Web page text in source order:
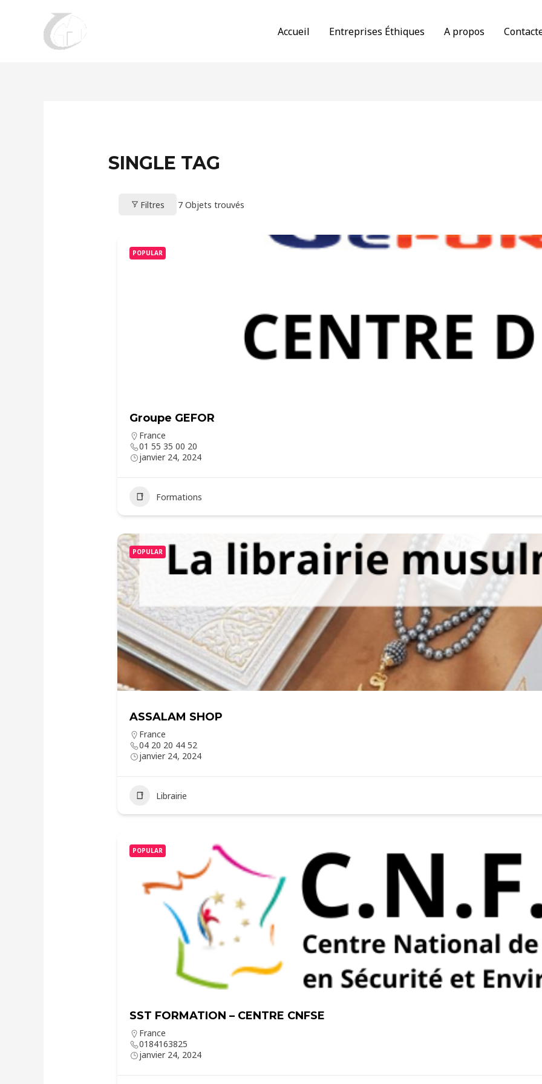
Accueil Entreprises Éthiques A propos
SINGLE TAG
Filtres 7Objets trouvés
POPULAR
Groupe GEFOR
France
01 55 35 00 20
janvier 24, 2024
Formations
POPULAR
ASSALAM SHOP
France
04 20 20 44 52
janvier 24, 2024
Librairie
POPULAR
SST FORMATION – CENTRE CNFSE
France
0184163825
janvier 24, 2024